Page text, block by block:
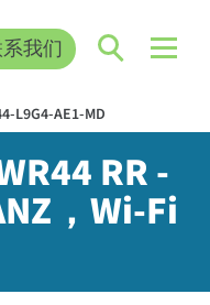
我们
L9G4-AE1-MD
RR -
，Wi-Fi